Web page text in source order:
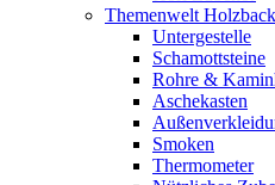
Themenwelt
Untergestelle
Schamottsteine
Rohre &
Aschekasten
Smoken
Thermometer